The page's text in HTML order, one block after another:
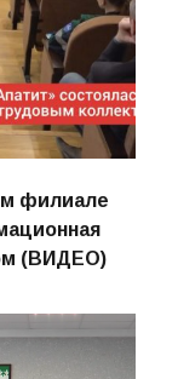
филиале
(ВИДЕО)